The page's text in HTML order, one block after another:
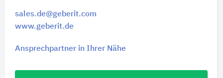
sales.de@geberit.com
www.geberit.de
Ansprechpartner in Ihrer Nähe